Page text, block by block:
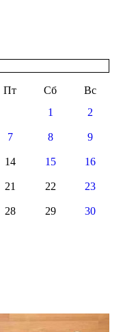
Пт Сб
Вс
1
2
7 8 9
14 15 16
21 22 23
28 29 30